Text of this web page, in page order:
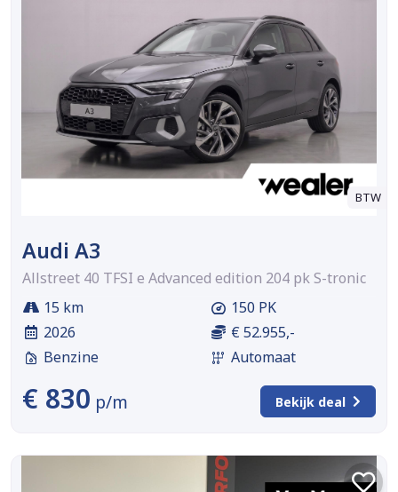
BTW
Audi A3
Allstreet 40 TFSI e Advanced edition 204 pk S-tronic
15 km
2026
Benzine
150 PK
€ 52.955,-
Automaat
€ 830 p/m Bekijk deal